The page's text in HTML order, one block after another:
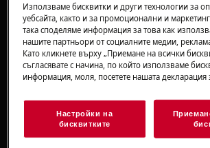
Температурата в
от 0 °C
Приложимо към:
Хладилник с камера
Хладилник
Решение:
Използваме бисквитки и други технологии за
уебсайта, както и за промоционални и
така споделяме информация за това как
нашите партньори от социалните медии,
Като кликнете върху „Приемане на всички
съгласявате с начина, по който използваме
информация, моля, посетете нашата декларация
Настройки на
бисквитките